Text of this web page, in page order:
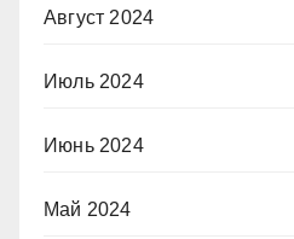
Август 2024
Июль 2024
Июнь 2024
Май 2024